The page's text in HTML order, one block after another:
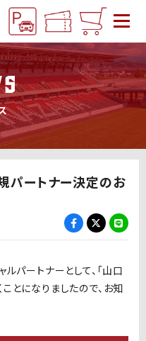
パートナー決定のお
パートナーとして、「山口
とになりましたので、お知